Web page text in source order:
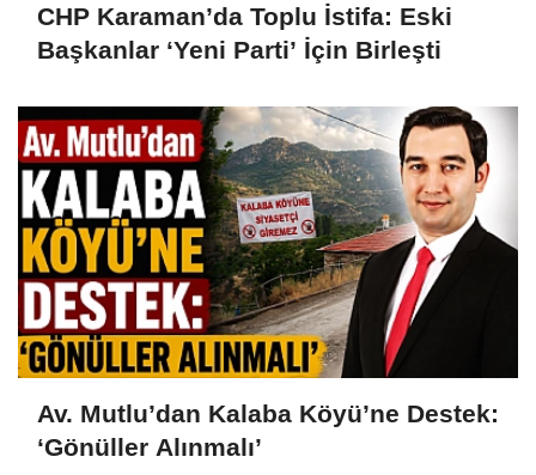
CHP Karaman’da Toplu İstifa: Eski
Başkanlar ‘Yeni Parti’ İçin Birleşti
Av. Mutlu’dan Kalaba Köyü’ne Destek:
‘Gönüller Alınmalı’